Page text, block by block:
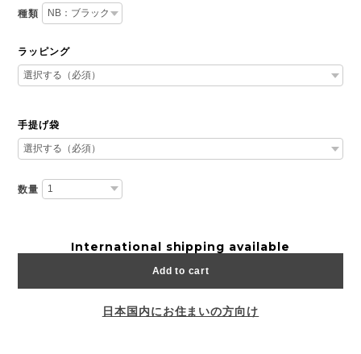
種類
ラッピング
手提げ袋
数量
International shipping available
Add to cart
日本国内にお住まいの方向け